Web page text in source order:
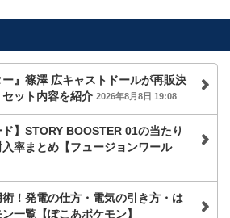
ー』篠澤 広キャストドールが再販決
ット内容を紹介 2026年8月8日 19:08
ド】STORY BOOSTER 01の当たり
率まとめ【フュージョンワール
術！発電の仕方・電気の引き方・は
一覧【ぽこあポケモン】